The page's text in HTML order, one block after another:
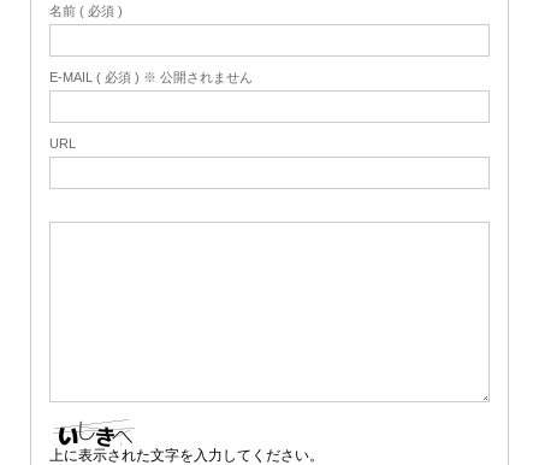
名前 ( 必須 )
E-MAIL ( 必須 ) ※ 公開されません
URL
上に表示された文字を入力してください。